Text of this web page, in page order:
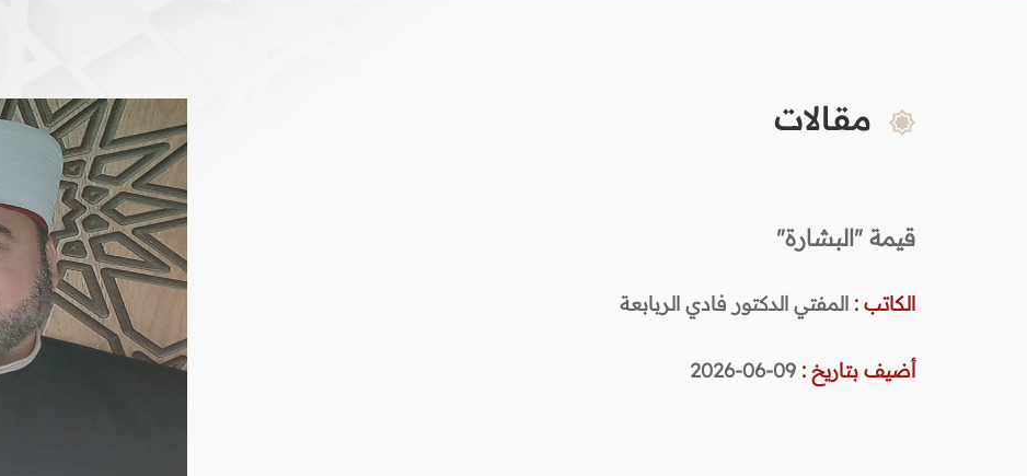
مقالات
قيمة "البشارة"
الكاتب : المفتي الدكتور فادي الربابعة
أضيف بتاريخ : 09-06-2026